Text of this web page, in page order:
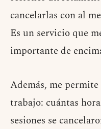
cancelarlas con al
Es un servicio que
importante de
Además, me
trabajo: cuántas
sesiones se